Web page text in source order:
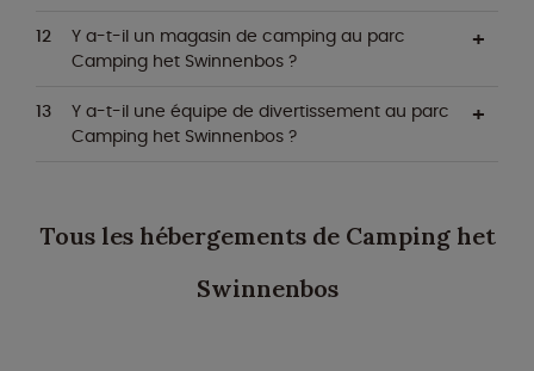
Y a-t-il un magasin de camping au parc
Camping het Swinnenbos ?
Y a-t-il une équipe de divertissement au parc
Camping het Swinnenbos ?
Tous les hébergements de Camping het
Swinnenbos